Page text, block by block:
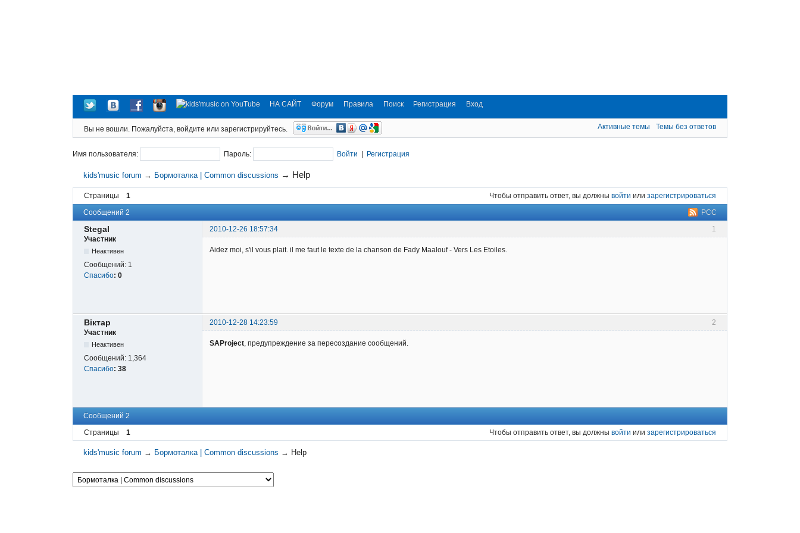
НА САЙТ Форум Правила Поиск Регистрация Вход
Вы не вошли. Пожалуйста, войдите или зарегистрируйтесь. Активные темы Темы без ответов
Имя пользователя: Пароль: Войти | Регистрация
kids'music forum → Бормоталка | Common discussions → Help
Страницы 1 Чтобы отправить ответ, вы должны войти или зарегистрироваться
РСС
Сообщений 2
1
Stegal
2010-12-26 18:57:34
Участник
Неактивен
Сообщений: 1
Спасибо: 0
Aidez moi, s'il vous plait. il me faut le texte de la chanson de Fady Maalouf - Vers Les Etoiles.
2
Вiктар
2010-12-28 14:23:59
Участник
Неактивен
Сообщений: 1,364
Спасибо: 38
SAProject, предупреждение за пересоздание сообщений.
Сообщений 2
Страницы
1 Чтобы отправить ответ, вы должны войти или зарегистрироваться
kids'music forum → Бормоталка | Common discussions → Help